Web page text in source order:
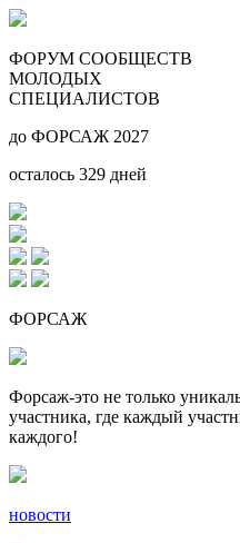
ФОРУМ СООБЩЕСТВ
МОЛОДЫХ
СПЕЦИАЛИСТОВ
до ФОРСАЖ 2027
осталось 329 дней
ФОРСАЖ
Форсаж-это не только
участника, где каждый
каждого!
новости